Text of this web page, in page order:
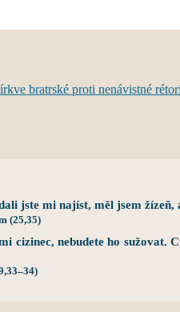
jste mi najíst, měl jsem
(25,35)
cizinec, nebudete ho